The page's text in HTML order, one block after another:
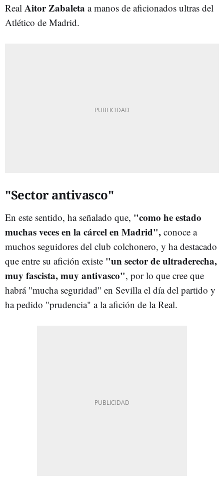
Real Aitor Zabaleta a manos de aficionados ultras del
Atlético de Madrid.
"Sector antivasco"
En este sentido, ha señalado que, "como he estado
muchas veces en la cárcel en Madrid", conoce a
muchos seguidores del club colchonero, y ha destacado
que entre su afición existe "un sector de ultraderecha,
muy fascista, muy antivasco", por lo que cree que
habrá "mucha seguridad" en Sevilla el día del partido y
ha pedido "prudencia" a la afición de la Real.